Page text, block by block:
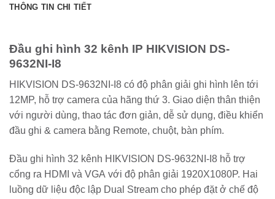
THÔNG TIN CHI TIẾT
Đầu ghi hình 32 kênh IP HIKVISION DS-
9632NI-I8
HIKVISION DS-9632NI-I8 có độ phân giải ghi hình lên tới
12MP, hỗ trợ camera của hãng thứ 3. Giao diện thân thiện
với người dùng, thao tác đơn giản, dễ sử dụng, điều khiển
đầu ghi & camera bằng Remote, chuột, bàn phím.
Đầu ghi hình 32 kênh HIKVISION DS-9632NI-I8 hỗ trợ
cổng ra HDMI và VGA với độ phân giải 1920X1080P. Hai
luồng dữ liệu độc lập Dual Stream cho phép đặt ở chế độ